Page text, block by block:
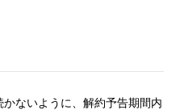
ないように、解約予告期間内